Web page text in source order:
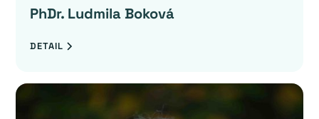
PhDr. Ludmila Boková
DETAIL